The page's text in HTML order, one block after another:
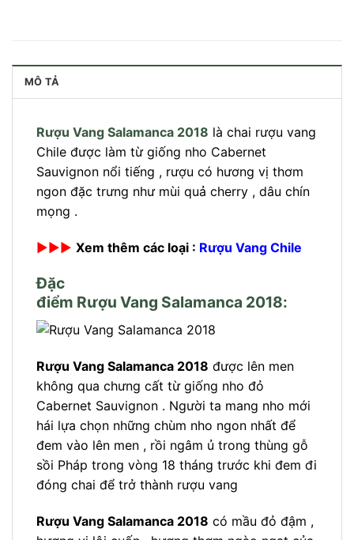
MÔ TẢ
Rượu Vang Salamanca 2018 là chai rượu vang
Chile được làm từ giống nho Cabernet
Sauvignon nổi tiếng , rượu có hương vị thơm
ngon đặc trưng như mùi quả cherry , dâu chín
mọng .
►►► Xem thêm các loại : Rượu Vang Chile
Đặc
điểm Rượu Vang Salamanca 2018:
Rượu Vang Salamanca 2018 được lên men
không qua chưng cất từ giống nho đỏ
Cabernet Sauvignon . Người ta mang nho mới
hái lựa chọn những chùm nho ngon nhất để
đem vào lên men , rồi ngâm ủ trong thùng gỗ
sồi Pháp trong vòng 18 tháng trước khi đem đi
đóng chai để trở thành rượu vang
Rượu Vang Salamanca 2018 có mầu đỏ đậm ,